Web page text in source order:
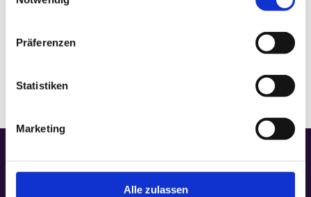
Präferenzen
Statistiken
Marketing
Alle zulassen
Gedächtniskapelle